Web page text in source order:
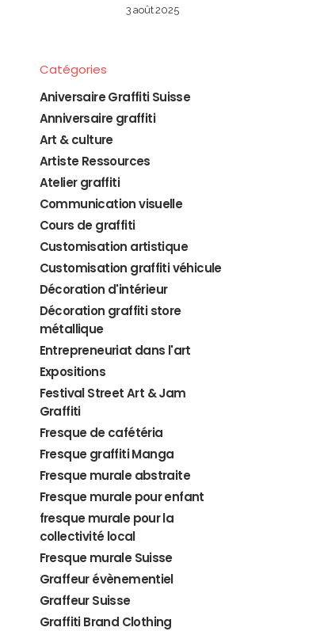
3 août 2025
Catégories
Aniversaire Graffiti Suisse
Anniversaire graffiti
Art & culture
Artiste Ressources
Atelier graffiti
Communication visuelle
Cours de graffiti
Customisation artistique
Customisation graffiti véhicule
Décoration d'intérieur
Décoration graffiti store
métallique
Entrepreneuriat dans l'art
Expositions
Festival Street Art & Jam
Graffiti
Fresque de cafétéria
Fresque graffiti Manga
Fresque murale abstraite
Fresque murale pour enfant
fresque murale pour la
collectivité local
Fresque murale Suisse
Graffeur évènementiel
Graffeur Suisse
Graffiti Brand Clothing